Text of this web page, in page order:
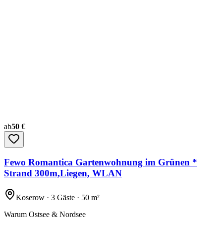
ab50 €
Fewo Romantica Gartenwohnung im Grünen *
Strand 300m,Liegen, WLAN
Koserow · 3 Gäste · 50 m²
Warum Ostsee & Nordsee